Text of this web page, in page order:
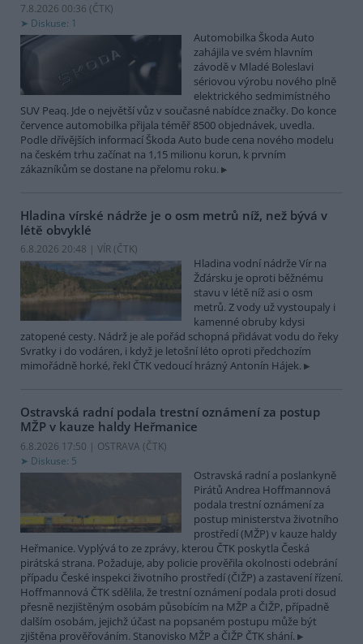
7.8.2026 00:36 (ČTK)
Diskuse: 1
Automobilka Škoda Auto
zahájila ve svém hlavním
závodě v Mladé Boleslavi
sériovou výrobu nového plně
elektrického sedmimístného
SUV Peaq. Jde o největší vůz v současné nabídce značky. Do konce
července automobilka přijala téměř 8500 objednávek, uvedla.
Podle dřívějších informací Škoda Auto bude cena nového modelu
na českém trhu začínat na 1,15 milionu korun, k prvním
zákazníkům se dostane na přelomu roku.
Hladina vírské nádrže je o osm metrů níž, než bývá v
létě obvyklé
6.8.2026 20:48 | VÍR (ČTK)
Hladina vodní nádrže Vír na
Žďársku je oproti běžnému
stavu v létě níž asi o osm
metrů. Z vody už vystoupaly i
kamenné obruby kdysi
zatopené cesty. Nádrž je ale pořád schopná přidávat vodu do řeky
Svratky i do vodáren, i když je letošní léto oproti předchozím
mimořádně horké, řekl ČTK vedoucí hrázný Antonín Hájek.
Ostravská radní podala trestní oznámení za postup
MŽP v kauze haldy Heřmanice
6.8.2026 17:50 | OSTRAVA (ČTK)
Diskuse: 5
Ostravská radní a poslankyně
Pirátů Andrea Hoffmannová
podala trestní oznámení za
postup ministerstva životního
prostředí (MŽP) v kauze haldy
Heřmanice. Vyplývá to ze zprávy, kterou ČTK poskytla Česká
pirátská strana. Požaduje, aby policie prověřila okolnosti odebrání
případu České inspekci životního prostředí (ČIŽP) a zastavení řízení.
Hoffmannová ČTK sdělila, že trestní oznámení podala proti dosud
přesně nezjištěným osobám působícím na MŽP a ČIŽP, případně
dalším osobám, jejichž účast na popsaném postupu může být
zjištěna prověřováním. Stanovisko MŽP a ČIŽP ČTK shání.